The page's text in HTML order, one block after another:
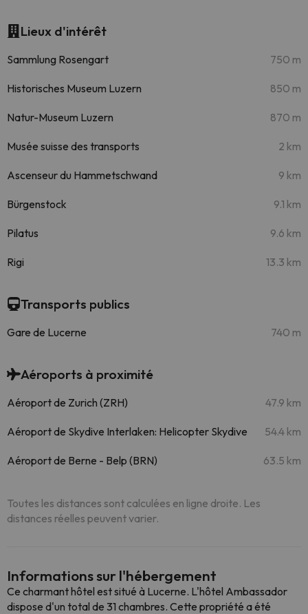
Lieux d'intérêt
Sammlung Rosengart 750 m
Historisches Museum Luzern 850 m
Natur-Museum Luzern 870 m
Musée suisse des transports 2 km
Ascenseur du Hammetschwand 9 km
Bürgenstock 9.1 km
Pilatus 9.6 km
Rigi 13.3 km
Transports publics
Gare de Lucerne 740 m
Aéroports à proximité
Aéroport de Zurich (ZRH) 47.9 km
Aéroport de Skydive Interlaken: Helicopter Skydive 54.4 km
Aéroport de Berne - Belp (BRN) 63.5 km
Toutes les distances sont calculées en ligne droite. Les
distances réelles peuvent varier.
Informations sur l'hébergement
Ce charmant hôtel est situé à Lucerne. L'hôtel Ambassador
dispose d'un total de 31 chambres. Cette propriété a été